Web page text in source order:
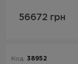
56672 грн
Код: 38952